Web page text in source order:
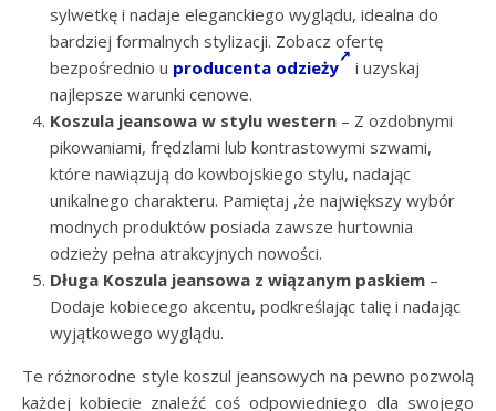
sylwetkę i nadaje eleganckiego wyglądu, idealna do
bardziej formalnych stylizacji. Zobacz ofertę
bezpośrednio u producenta odzieży
i uzyskaj
najlepsze warunki cenowe.
Koszula jeansowa w stylu western – Z ozdobnymi
pikowaniami, frędzlami lub kontrastowymi szwami,
które nawiązują do kowbojskiego stylu, nadając
unikalnego charakteru. Pamiętaj ,że największy wybór
modnych produktów posiada zawsze hurtownia
odzieży pełna atrakcyjnych nowości.
Długa Koszula jeansowa z wiązanym paskiem –
Dodaje kobiecego akcentu, podkreślając talię i nadając
wyjątkowego wyglądu.
Te różnorodne style koszul jeansowych na pewno pozwolą
każdej kobiecie znaleźć coś odpowiedniego dla swojego